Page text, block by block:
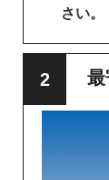
さい。
最